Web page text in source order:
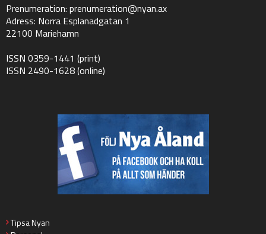
Prenumeration: prenumeration@nyan.ax
Adress: Norra Esplanadgatan 1
22100 Mariehamn
ISSN 0359-1441 (print)
ISSN 2490-1628 (online)
Tipsa Nyan